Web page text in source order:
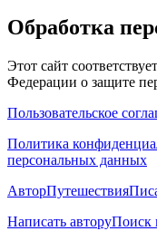
Обработка
Этот сайт
Федерации о защите
Пользовательское
Политика
персональных данных
АвторПутешествия
Написать авторуПоиск